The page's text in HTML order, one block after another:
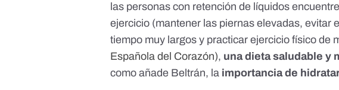
las personas con retención de líquidos
ejercicio (mantener las piernas elevadas, evitar
tiempo muy largos y practicar ejercicio físico de
Española del Corazón), una dieta saludable y
como añade Beltrán, la importancia de